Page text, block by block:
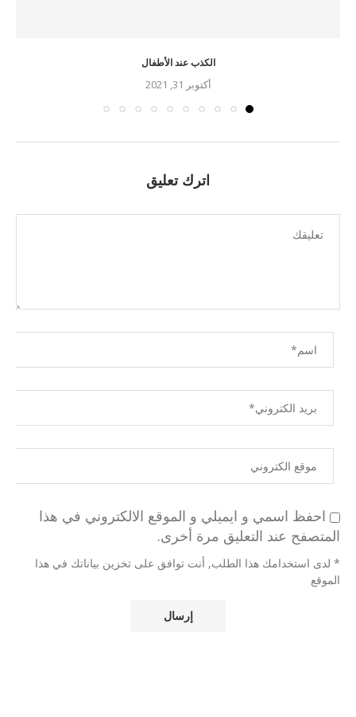
الكذب عند الأطفال
أكتوبر 31, 2021
اترك تعليق
احفظ اسمي و ايميلي و الموقع الالكتروني في هذا
المتصفح عند التعليق مرة أخرى.
* لدى استخدامك هذا الطلب, أنت توافق على تخزين بياناتك في هذا
الموقع